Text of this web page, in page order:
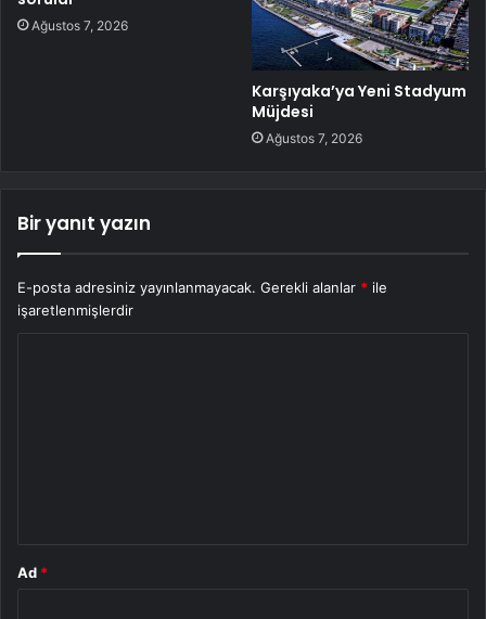
Ağustos 7, 2026
Karşıyaka’ya Yeni Stadyum
Müjdesi
Ağustos 7, 2026
Bir yanıt yazın
E-posta adresiniz yayınlanmayacak. Gerekli alanlar * ile
işaretlenmişlerdir
Ad *